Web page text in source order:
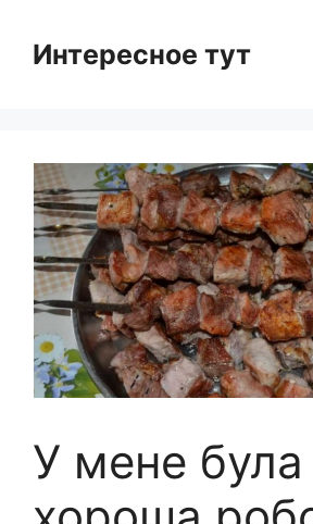
contentИнтересное тут
У мене була